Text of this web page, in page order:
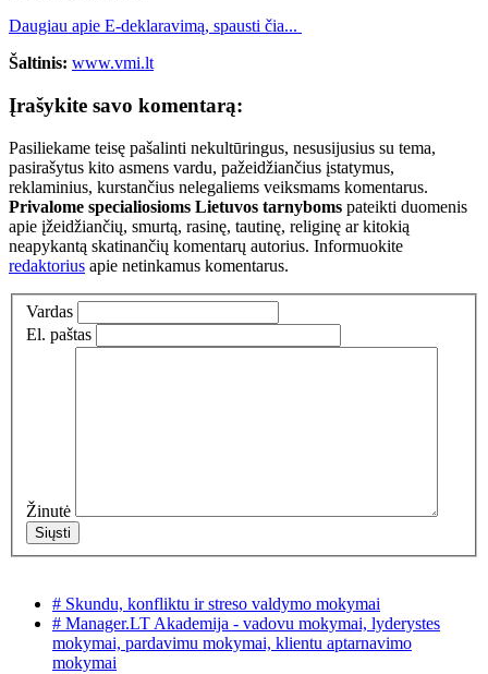
Daugiau apie E-deklaravimą, spausti čia...
Šaltinis: www.vmi.lt
Įrašykite savo komentarą:
Pasiliekame teisę pašalinti nekultūringus, nesusijusius su tema,
pasirašytus kito asmens vardu, pažeidžiančius įstatymus,
reklaminius, kurstančius nelegaliems veiksmams komentarus.
Privalome specialiosioms Lietuvos tarnyboms pateikti duomenis
apie įžeidžiančių, smurtą, rasinę, tautinę, religinę ar kitokią
neapykantą skatinančių komentarų autorius. Informuokite
redaktorius apie netinkamus komentarus.
Vardas
El. paštas
Žinutė
# Skundu, konfliktu ir streso valdymo mokymai
# Manager.LT Akademija - vadovu mokymai, lyderystes
mokymai, pardavimu mokymai, klientu aptarnavimo
mokymai